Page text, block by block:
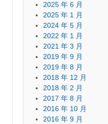
2025 年 6 月
2025 年 1 月
2024 年 5 月
2022 年 1 月
2021 年 3 月
2019 年 9 月
2019 年 8 月
2018 年 12 月
2018 年 2 月
2017 年 8 月
2016 年 10 月
2016 年 9 月